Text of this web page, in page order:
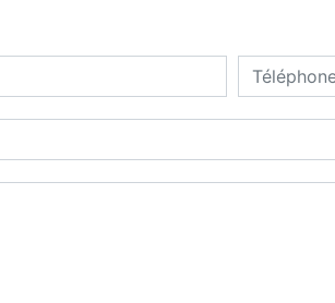
des cookies